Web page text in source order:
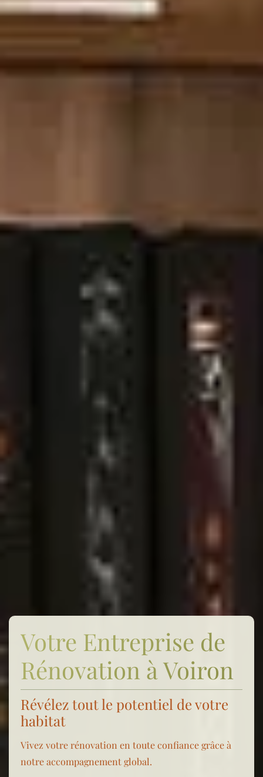
Votre Entreprise de
Rénovation à Voiron
Révélez tout le potentiel de votre
habitat
Vivez votre rénovation en toute confiance grâce à
notre accompagnement global.